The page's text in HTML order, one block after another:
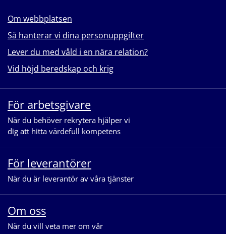
Om webbplatsen
Så hanterar vi dina personuppgifter
Lever du med våld i en nära relation?
Vid höjd beredskap och krig
För arbetsgivare
När du behöver rekrytera hjälper vi
dig att hitta värdefull kompetens
För leverantörer
När du är leverantör av våra tjänster
Om oss
När du vill veta mer om vår